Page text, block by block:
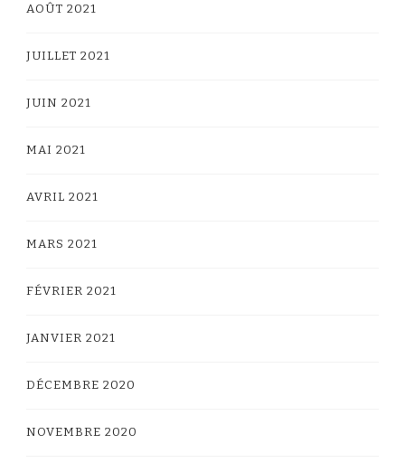
AOÛT 2021
JUILLET 2021
JUIN 2021
MAI 2021
AVRIL 2021
MARS 2021
FÉVRIER 2021
JANVIER 2021
DÉCEMBRE 2020
NOVEMBRE 2020